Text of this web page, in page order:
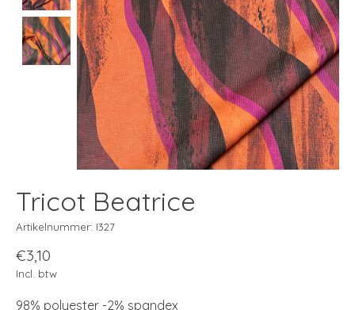
Tricot Beatrice
Artikelnummer: I327
€3,10
Incl. btw
98% polyester -2% spandex